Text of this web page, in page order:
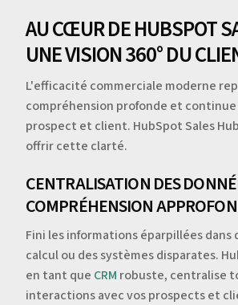
AU CŒUR DE HUBSPOT
UNE VISION 360° DU
L'efficacité commerciale moderne
compréhension profonde et continue
prospect et client. HubSpot Sales
offrir cette clarté.
CENTRALISATION DES
COMPRÉHENSION
Fini les informations éparpillées dans
calcul ou des systèmes disparates.
en tant que CRM robuste, centralise
interactions avec vos prospects et